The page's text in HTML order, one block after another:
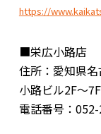
https://
■栄広小路店
住所：愛知県
小路ビル2F～
電話番号：